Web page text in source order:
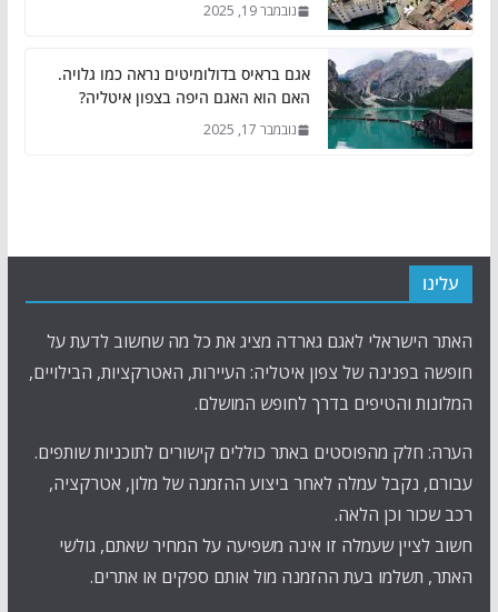
נובמבר 19, 2025
אגם בראיס בדולומיטים נראה כמו גלויה.
האם הוא האגם היפה בצפון איטליה?
נובמבר 17, 2025
עלינו
האתר הישראלי לאגם גארדה מציג את כל מה שחשוב לדעת על
חופשה בפנינה של צפון איטליה: העיירות, האטרקציות, הבילויים,
המלונות והטיפים בדרך לחופש המושלם.
הערה: חלק מהפוסטים באתר כוללים קישורים לתוכניות שותפים.
עבורם, נקבל עמלה לאחר ביצוע ההזמנה של מלון, אטרקציה,
רכב שכור וכן הלאה.
חשוב לציין שעמלה זו אינה משפיעה על המחיר שאתם, גולשי
האתר, תשלמו בעת ההזמנה מול אותם ספקים או אתרים.